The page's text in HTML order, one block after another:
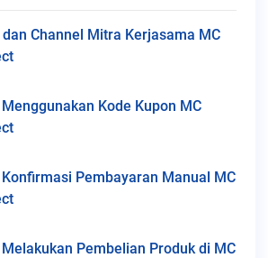
dan Channel Mitra Kerjasama MC
Kode Kupon MC
Pembayaran Manual MC
Pembelian Produk di MC